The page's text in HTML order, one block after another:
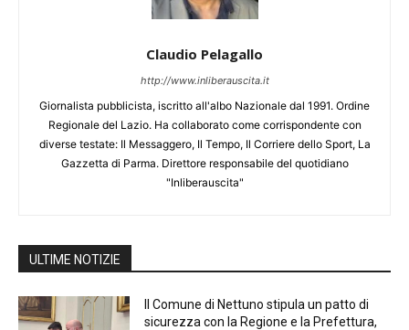
Claudio Pelagallo
http://www.inliberauscita.it
Giornalista pubblicista, iscritto all'albo Nazionale dal 1991. Ordine
Regionale del Lazio. Ha collaborato come corrispondente con
diverse testate: Il Messaggero, Il Tempo, Il Corriere dello Sport, La
Gazzetta di Parma. Direttore responsabile del quotidiano
"Inliberauscita"
ULTIME NOTIZIE
Il Comune di Nettuno stipula un patto di
sicurezza con la Regione e la Prefettura,